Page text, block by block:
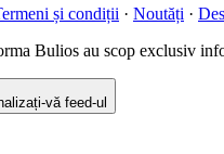
și condiții · Noutăți ·
Bulios au scop exclusiv
vă feed-ul